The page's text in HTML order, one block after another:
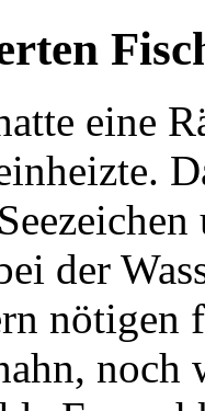
eine
der
nötigen
noch